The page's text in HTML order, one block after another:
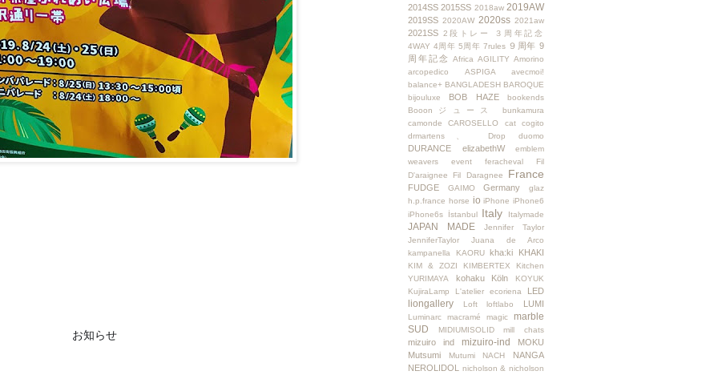
お知らせ
2014SS 2015SS 2018aw 2019AW
2019SS 2020AW 2020ss 2021aw
2021SS 2段トレー
３周年記念
4WAY 4周年 5周年 7rules ９周年 9
周年記念
Africa AGILITY Amorino
arcopedico
ASPIGA
avecmoi!
balance+ BANGLADESH BAROQUE
bijouluxe
BOB HAZE
bookends
Booonジュース
bunkamura
camonde
CAROSELLO cat
cogito
drmartens、
Drop duomo
DURANCE elizabethW
emblem
weavers
event feracheval
Fil
D'araignee
Fil Daragnee France
FUDGE GAIMO Germany
glaz
h.p.france horse io iPhone iPhone6
iPhone6s
İstanbul Italy Italymade
JAPAN MADE
Jennifer Taylor
JenniferTaylor
Juana de Arco
kampanella
KAORU kha:ki KHAKI
KIM & ZOZI KIMBERTEX
Kitchen
YURIMAYA
kohaku Köln
KOYUK
KujiraLamp
L'atelier ecoriena LED
liongallery Loft loftlabo LUMI
Luminarc macramé magic
marble
SUD
MIDIUMISOLID mill chats
mizuiro ind mizuiro-ind
MOKU
Mutsumi
Mutumi NACH
NANGA
NEROLIDOL
nicholson & nicholson